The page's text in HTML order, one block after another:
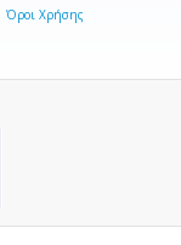
Όροι Χρήσης